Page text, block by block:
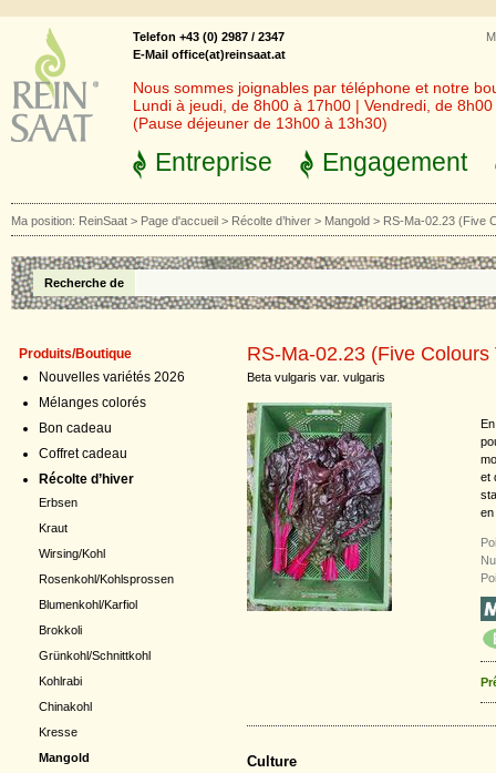
Telefon +43 (0) 2987 / 2347
E-Mail office(at)reinsaat.at
Nous sommes joignables par téléphone et notre
Lundi à jeudi, de 8h00 à 17h00 | Vendredi, de
(Pause déjeuner de 13h00 à 13h30)
Entreprise Engagement
Ma position: ReinSaat > Page d'accueil > Récolte d’hiver > Mangold > RS-Ma-02.23 (Five
Recherche de
Produits/Boutique
Nouvelles variétés 2026
Mélanges colorés
Bon cadeau
Coffret cadeau
Récolte d’hiver
Erbsen
Kraut
Wirsing/Kohl
Rosenkohl/Kohlsprossen
Blumenkohl/Karfiol
Brokkoli
Grünkohl/Schnittkohl
Kohlrabi
Chinakohl
Kresse
Mangold
RS-Ma-02.23 (Five Colours
Beta vulgaris var. vulgaris
et
en
Culture